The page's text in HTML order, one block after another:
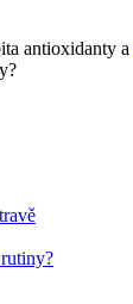
antioxidanty a